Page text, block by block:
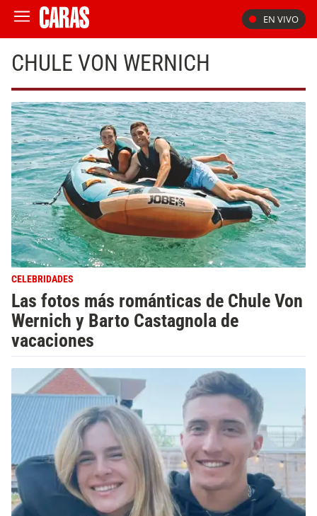
EN VIVO
CHULE VON WERNICH
CELEBRIDADES
Las fotos más románticas de Chule Von
Wernich y Barto Castagnola de
vacaciones